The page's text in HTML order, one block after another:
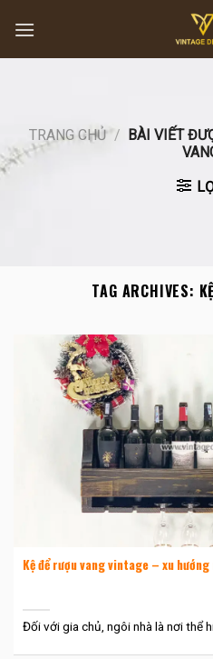
content
TRANG CHỦ / BÀI VIẾT
TAG ARCHIVES:
Kệ để rượu vang vintage – xu
Đối với gia chủ, ngôi nhà là nơi thể